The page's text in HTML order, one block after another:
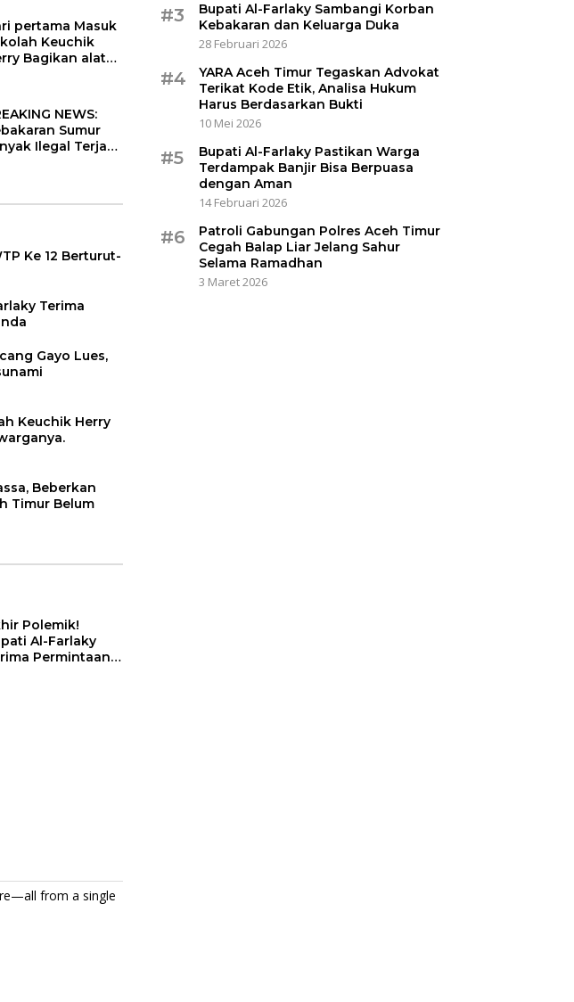
pertama Masuk
Keuchik
Bagikan alat
NEWS:
Sumur
Ilegal Terjadi
Ke 12 Berturut-
Terima
Gayo Lues,
Keuchik Herry
Beberkan
Timur Belum
Polemik!
Al-Farlaky
Permintaan
from a single
#3
Bupati Al-Farlaky Sambangi Korban
Kebakaran dan Keluarga Duka
28 Februari 2026
#4
YARA Aceh Timur Tegaskan Advokat
Terikat Kode Etik, Analisa Hukum
Harus Berdasarkan Bukti
10 Mei 2026
#5
Bupati Al-Farlaky Pastikan Warga
Terdampak Banjir Bisa Berpuasa
dengan Aman
14 Februari 2026
#6
Patroli Gabungan Polres Aceh Timur
Cegah Balap Liar Jelang Sahur
Selama Ramadhan
3 Maret 2026